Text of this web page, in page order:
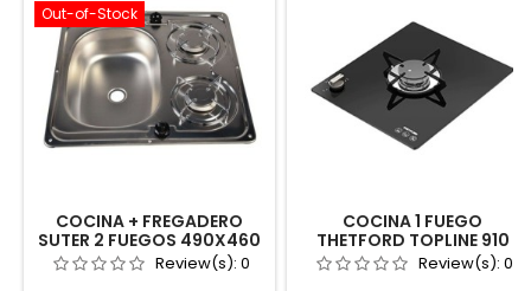
Out-of-Stock
COCINA + FREGADERO
SUTER 2 FUEGOS 490X460
COMB2F4946R GAS
CAMPER VW T4 T5 T6
Review(s): 0
COCINA 1 FUEGO
THETFORD TOPLINE 910
NEGRA GAS CAMPER
DUCATO AUTOCARAVANA
Review(s): 0